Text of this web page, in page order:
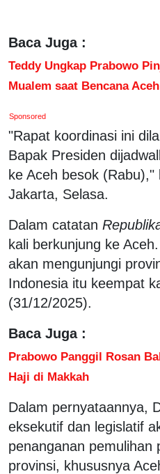
Baca Juga :
Teddy Ungkap Prabowo
Mualem saat Bencana Aceh
Sponsored
"Rapat koordinasi ini
Bapak Presiden
ke Aceh besok
Jakarta, Selasa.
Dalam catatan
kali berkunjung ke
akan mengunjungi
Indonesia itu keempat
(31/12/2025).
Baca Juga :
Prabowo Panggil Rosan
Haji di Makkah
Dalam pernyataannya,
eksekutif dan legislatif
penanganan pemulihan
provinsi, khususnya